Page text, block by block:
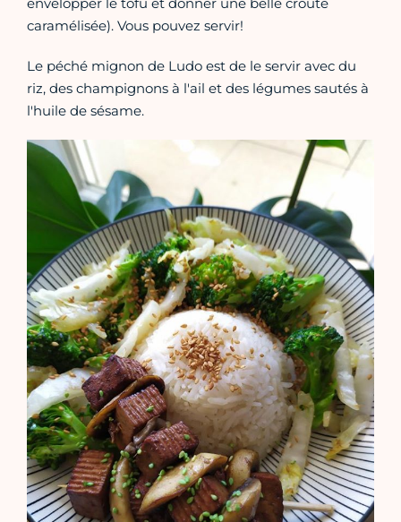
caramélisée). Vous pouvez servir!
Le péché mignon de Ludo est de le servir avec du
riz, des champignons à l'ail et des légumes sautés à
l'huile de sésame.